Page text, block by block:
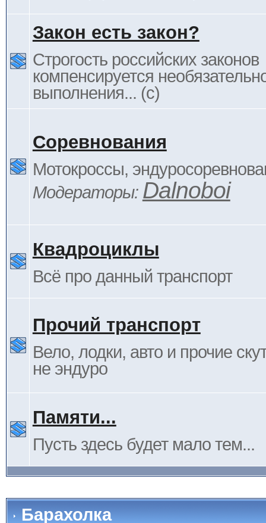
Закон есть закон?
Строгость российских законов
компенсируется
выполнения... (c)
Соревнования
Мотокроссы,
Модераторы: Dalnoboi
Квадроциклы
Всё про данный транспорт
Прочий транспорт
Вело, лодки, авто и прочие
не эндуро
Памяти...
Пусть здесь будет мало тем...
Барахолка